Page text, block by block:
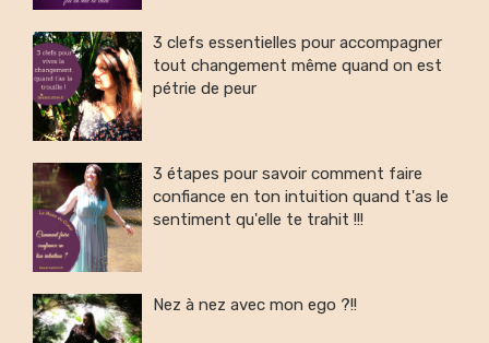
3 clefs essentielles pour accompagner
tout changement même quand on est
pétrie de peur
3 étapes pour savoir comment faire
confiance en ton intuition quand t'as le
sentiment qu'elle te trahit !!!
Nez à nez avec mon ego ?!!